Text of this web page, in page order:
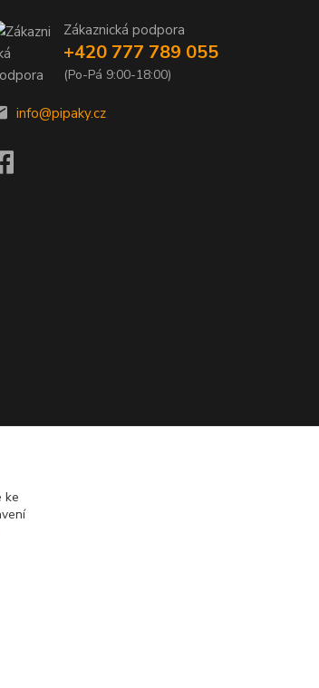
Zákaznická podpora
+420 777 789 055
(Po-Pá 9:00-18:00)
info@pipaky.cz
ke